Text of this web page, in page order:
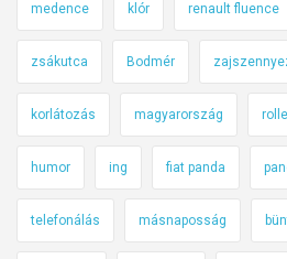
medence klór renault fluence
zsákutca Bodmér
korlátozás magyarország
humor ing fiat panda
telefonálás másnaposság